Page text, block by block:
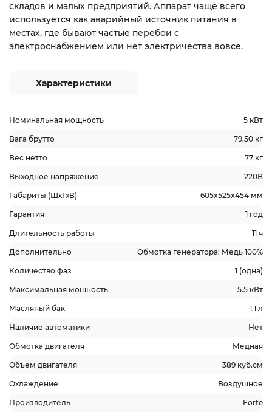
складов и малых предприятий. Аппарат чаще всего
используется как аварийный источник питания в
местах, где бывают частые перебои с
электроснабжением или нет электричества вовсе.
Характеристики
Номинальная мощность 5 кВт
Вага брутто 79.50 кг
Вес нетто 77 кг
Выходное напряжение 220В
Габариты (ШхГхВ) 605x525x454 мм
Гарантия 1 год
Длительность работы 11 ч
Дополнительно Обмотка генератора: Медь 100%
Количество фаз 1 (одна)
Максимальная мощность 5.5 кВт
Масляный бак 1.1 л
Наличие автоматики Нет
Обмотка двигателя Медная
Объем двигателя 389 куб.см
Охлаждение Воздушное
Производитель Forte